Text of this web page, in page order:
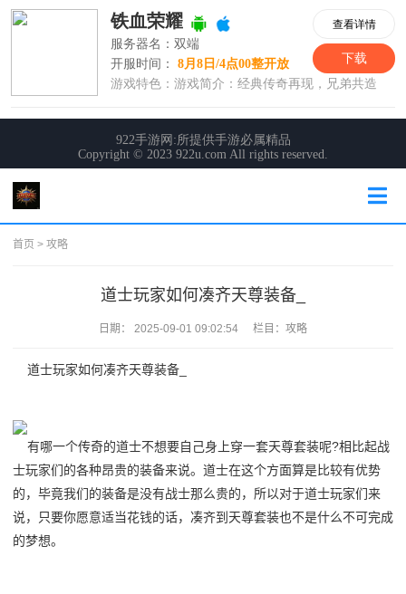
首页 > 攻略
道士玩家如何凑齐天尊装备_
日期： 2025-09-01 09:02:54 栏目： 攻略
道士玩家如何凑齐天尊装备_
有哪一个传奇的道士不想要自己身上穿一套天尊套装呢?相比起战
士玩家们的各种昂贵的装备来说。道士在这个方面算是比较有优势
的，毕竟我们的装备是没有战士那么贵的，所以对于道士玩家们来
说，只要你愿意适当花钱的话，凑齐到天尊套装也不是什么不可完成
的梦想。